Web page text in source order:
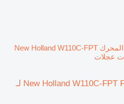
المحرك New Holland W110C-FPT
المحرك New Holland W110C-FPT F4HFE413J- /Motor لـ